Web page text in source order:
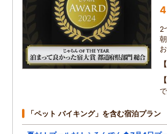
2
「ペット バイキング」を含む宿泊プラン